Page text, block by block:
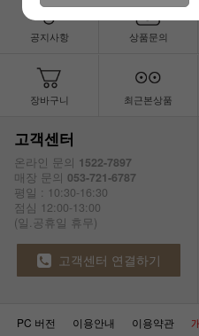
공지사항 상품문의
장바구니 최근본상품
고객센터
온라인 문의 1522-7897
매장 문의 053-721-6787
평일 : 10:30-16:30
점심 12:00-13:00
(일.공휴일 휴무)
고객센터 연결하기
PC 버전 이용안내 이용약관